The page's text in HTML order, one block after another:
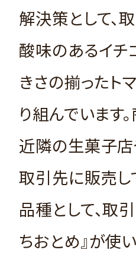
解決策として、
酸味のあるイチ
きさの揃ったト
り組んでいます
近隣の生菓子店
取引先に販売し
品種として、取
ちおとめ』が使